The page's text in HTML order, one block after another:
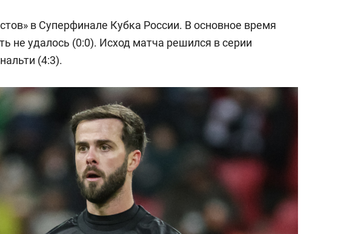
в Суперфинале Кубка России. В основное время
не удалось (0:0). Исход матча решился в серии
(4:3).
Рекомендуем
150 камер до квартиры и Face
ID вместо ключа: какой будет
безопасность в ЖК «Нова»
Рекомендуем
Опыт выживания в дикой
природе, работа
с ментальным и физическим
состоянием как основа